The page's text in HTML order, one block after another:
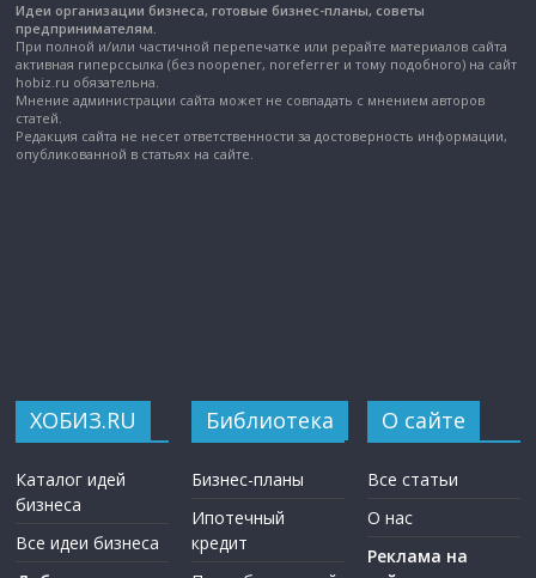
Идеи организации бизнеса, готовые бизнес-планы, советы
предпринимателям.
При полной и/или частичной перепечатке или рерайте материалов сайта
активная гиперссылка (без noopener, noreferrer и тому подобного) на сайт
hobiz.ru обязательна.
Мнение администрации сайта может не совпадать с мнением авторов
статей.
Редакция сайта не несет ответственности за достоверность информации,
опубликованной в статьях на сайте.
ХОБИЗ.RU
Каталог идей
бизнеса
Все идеи бизнеса
Библиотека
Бизнес-планы
Ипотечный
кредит
О сайте
Все статьи
О нас
Реклама на